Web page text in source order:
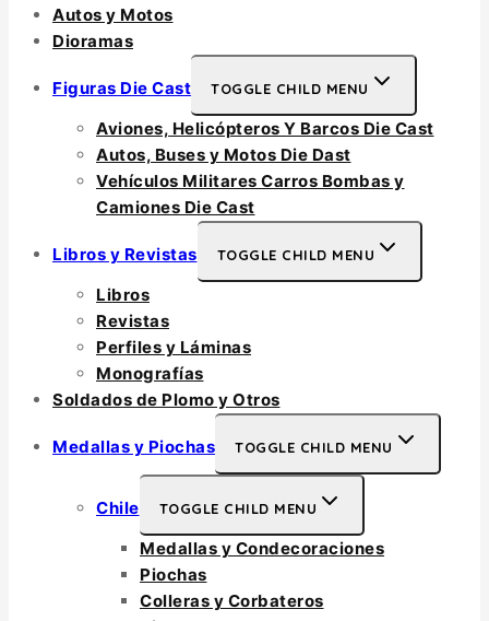
Autos y Motos
Dioramas
Figuras Die Cast TOGGLE CHILD MENU
Aviones, Helicópteros Y Barcos Die Cast
Autos, Buses y Motos Die Dast
Vehículos Militares Carros Bombas y
Camiones Die Cast
Libros y Revistas TOGGLE CHILD MENU
Libros
Revistas
Perfiles y Láminas
Monografías
Soldados de Plomo y Otros
Medallas y Piochas TOGGLE CHILD MENU
Chile TOGGLE CHILD MENU
Medallas y Condecoraciones
Piochas
Colleras y Corbateros